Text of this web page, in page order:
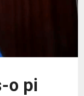
o pi